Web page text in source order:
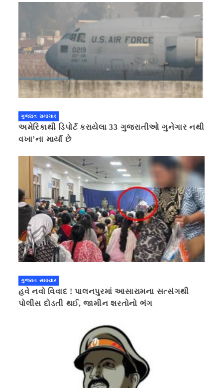
ગુજરાત સમાચાર
અમેરિકાથી ડિપોર્ટ કરાયેલા 33 ગુજરાતીઓ ગુનેગાર નથી
વખા’ના માર્યા છે
ગુજરાત સમાચાર
હવે નવો વિવાદ ! પાલનપુરમાં આસારામના સત્સંગથી
પોલીસ દોડતી થઈ, જામીન શરતોનો ભંગ